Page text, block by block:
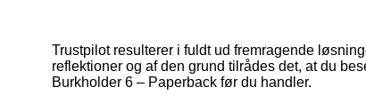
Trustpilot resulterer i fuldt ud fremragende
reflektioner og af den grund tilrådes det, at du
Burkholder 6 – Paperback før du handler.